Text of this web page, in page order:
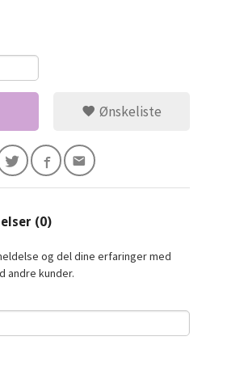
Ønskeliste
(0)
og del dine erfaringer med
andre kunder.